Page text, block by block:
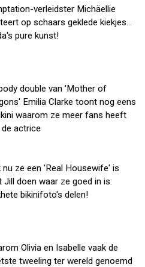
verleidster Michäellie
op schaars geklede kiekjes...
pure kunst!
double van 'Mother of
Emilia Clarke toont nog eens
waarom ze meer fans heeft
de actrice
nu ze een 'Real Housewife' is
Jill doen waar ze goed in is:
bikinifoto's delen!
Olivia en Isabelle vaak de
tweeling ter wereld genoemd